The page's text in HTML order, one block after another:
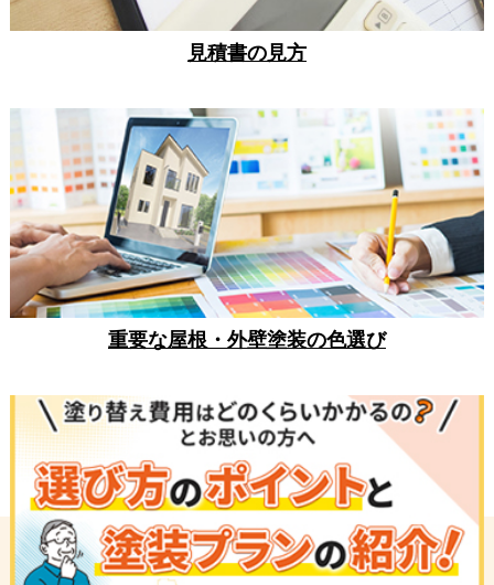
見積書の見方
重要な屋根・外壁塗装の色選び